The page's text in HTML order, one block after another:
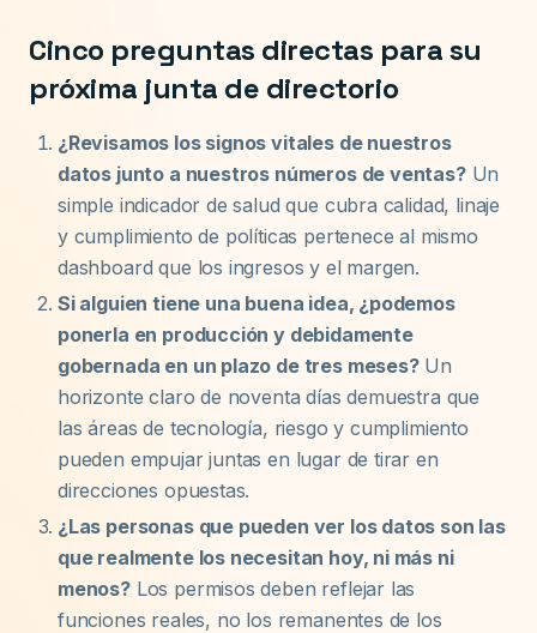
Cinco preguntas directas para su
próxima junta de directorio
¿Revisamos los signos vitales de nuestros
datos junto a nuestros números de ventas?Un
simple indicador de salud que cubra calidad, linaje
y cumplimiento de políticas pertenece al mismo
dashboard que los ingresos y el margen.
Si alguien tiene una buena idea, ¿podemos
ponerla en producción y debidamente
gobernada en un plazo de tres meses?Un
horizonte claro de noventa días demuestra que
las áreas de tecnología, riesgo y cumplimiento
pueden empujar juntas en lugar de tirar en
direcciones opuestas.
¿Las personas que pueden ver los datos son las
que realmente los necesitan hoy, ni más ni
menos?Los permisos deben reflejar las
funciones reales, no los remanentes de los